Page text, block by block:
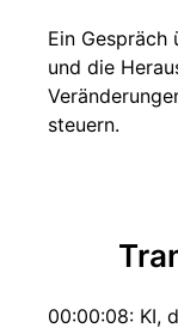
Ein Gespräch
und die
steuern.
00:00:08: KI,